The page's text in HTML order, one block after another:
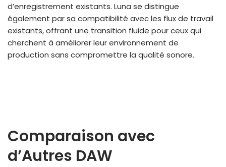
d’enregistrement existants. Luna se distingue
également par sa compatibilité avec les flux de travail
existants, offrant une transition fluide pour ceux qui
cherchent à améliorer leur environnement de
production sans compromettre la qualité sonore.
Comparaison avec
d’Autres DAW